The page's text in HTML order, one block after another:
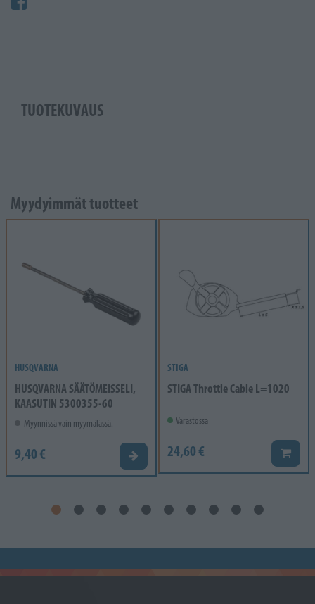
TUOTEKUVAUS
Myydyimmät tuotteet
HUSQVARNA
HUSQVARNA SÄÄTÖMEISSELI,
KAASUTIN 5300355-60
Myynnissä vain myymälässä.
9,40 € Valitse vaihtoehto
STIGA
STIGA Throttle Cable L=1020
Varastossa
24,60 € Lisää